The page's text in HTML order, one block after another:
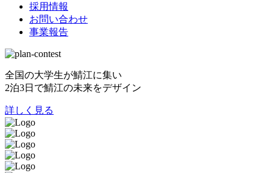
採用情報
お問い合わせ
事業報告
全国の大学生が鯖江に集い
2泊3日で鯖江の未来をデザイン
詳しく見る